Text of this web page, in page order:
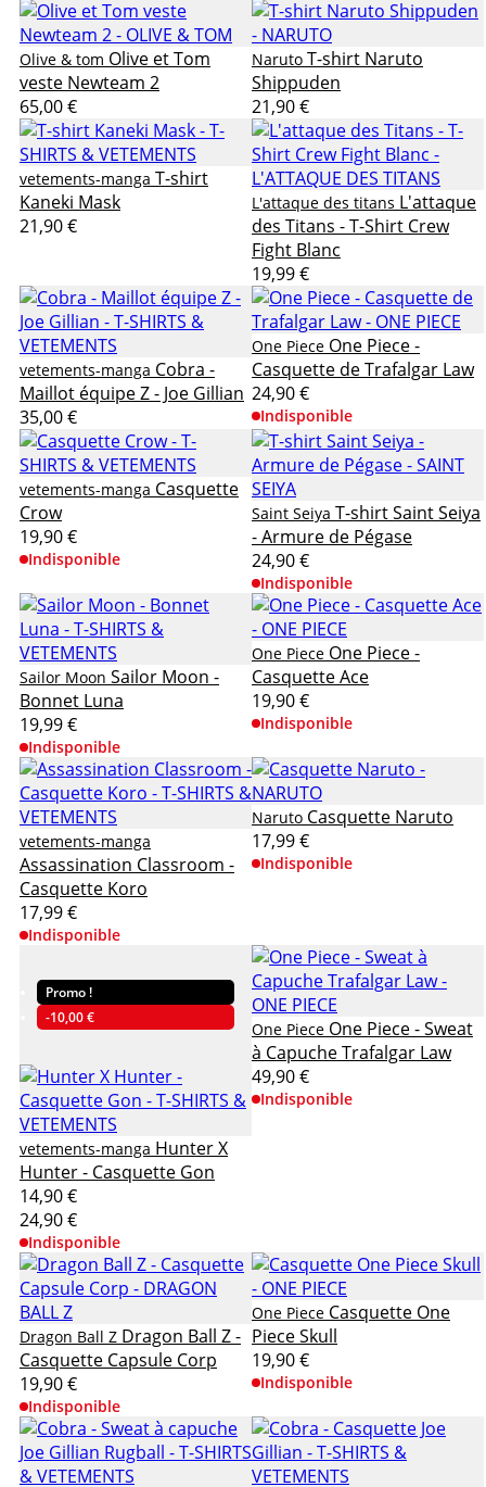
Olive & tom Olive et Tom
veste Newteam 2
65,00 €
Naruto T-shirt Naruto
Shippuden
21,90 €
vetements-manga T-shirt
Kaneki Mask
21,90 €
L'attaque des titans L'attaque
des Titans - T-Shirt Crew
Fight Blanc
19,99 €
vetements-manga Cobra -
Maillot équipe Z - Joe Gillian
35,00 €
One Piece One Piece -
Casquette de Trafalgar Law
24,90 €
Indisponible
vetements-manga Casquette
Crow
19,90 €
Indisponible
Saint Seiya T-shirt Saint Seiya
- Armure de Pégase
24,90 €
Indisponible
Sailor Moon Sailor Moon -
Bonnet Luna
19,99 €
Indisponible
One Piece One Piece -
Casquette Ace
19,90 €
Indisponible
vetements-manga
Assassination Classroom -
Casquette Koro
17,99 €
Indisponible
Naruto Casquette Naruto
17,99 €
Indisponible
Promo !
-10,00 €
vetements-manga Hunter X
Hunter - Casquette Gon
14,90 €
24,90 €
Indisponible
One Piece One Piece - Sweat
à Capuche Trafalgar Law
49,90 €
Indisponible
Dragon Ball Z Dragon Ball Z -
Casquette Capsule Corp
19,90 €
Indisponible
One Piece Casquette One
Piece Skull
19,90 €
Indisponible